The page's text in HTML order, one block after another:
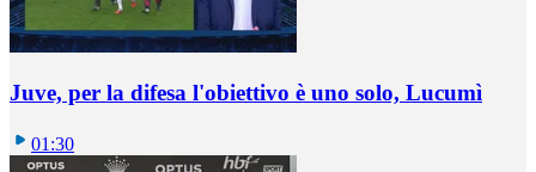
Juve, per la difesa l'obiettivo è uno solo, Lucumì
01:30